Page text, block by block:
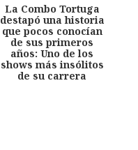
La Combo Tortuga
destapó una historia
que pocos conocían
de sus primeros
años: Uno de los
shows más insólitos
de su carrera